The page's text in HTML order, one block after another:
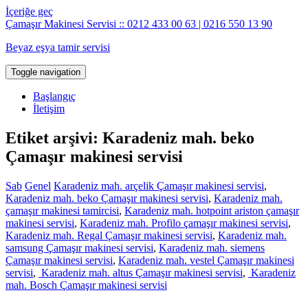
İçeriğe geç
Çamaşır Makinesi Servisi :: 0212 433 00 63 | 0216 550 13 90
Beyaz eşya tamir servisi
Toggle navigation
Başlangıç
İletişim
Etiket arşivi: Karadeniz mah. beko
Çamaşır makinesi servisi
Sab Genel Karadeniz mah. arçelik Çamaşır makinesi servisi,
Karadeniz mah. beko Çamaşır makinesi servisi, Karadeniz mah.
çamaşır makinesi tamircisi, Karadeniz mah. hotpoint ariston çamaşır
makinesi servisi, Karadeniz mah. Profilo çamaşır makinesi servisi,
Karadeniz mah. Regal Çamaşır makinesi servisi, Karadeniz mah.
samsung Çamaşır makinesi servisi, Karadeniz mah. siemens
Çamaşır makinesi servisi, Karadeniz mah. vestel Çamaşır makinesi
servisi, Karadeniz mah. altus Çamaşır makinesi servisi, Karadeniz
mah. Bosch Çamaşır makinesi servisi